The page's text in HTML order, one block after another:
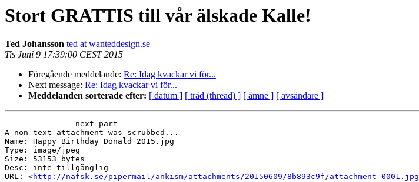
Stort GRATTIS till vår älskade Kalle!
Ted Johansson ted at wanteddesign.se
Tis Juni 9 17:39:00 CEST 2015
Föregående meddelande: Re: Idag kvackar vi för...
Next message: Re: Idag kvackar vi för...
Meddelanden sorterade efter: [ datum ] [ tråd (thread) ] [ ämne ] [ avsändare ]
-------------- next part --------------
A non-text attachment was scrubbed...
Name: Happy Birthday Donald 2015.jpg
Type: image/jpeg
Size: 53153 bytes
Desc: inte tillgänglig
URL: <http://nafsk.se/pipermail/ankism/attachments/20150609/8b893c9f/attachment-0001.jpg